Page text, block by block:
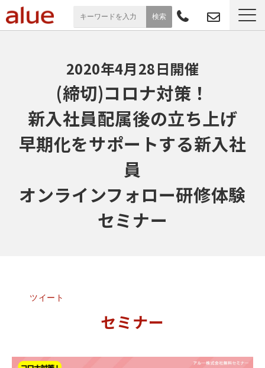
導入事例
お役立ち情報
セミナー
よくあるご質問
2020年4月28日開催
(締切)コロナ対策！
新入社員配属後の立ち上げ
早期化をサポートする新入社
員
オンラインフォロー研修体験
セミナー
ツイート
セミナー